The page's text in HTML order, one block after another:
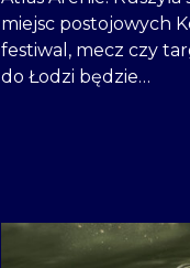
miejsc postojowych
festiwal, mecz czy
do Łodzi będzie…